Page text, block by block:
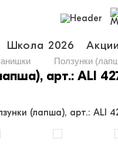
Школа 2026 Акции
Ползунки
арт.: ALI